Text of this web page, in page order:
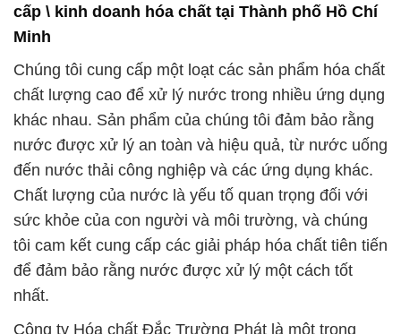
khác nhau. Sản phẩm của chúng tôi đảm bảo rằng
nước được xử lý an toàn và hiệu quả, từ nước uống
đến nước thải công nghiệp và các ứng dụng khác.
Chất lượng của nước là yếu tố quan trọng đối với
sức khỏe của con người và môi trường, và chúng
tôi cam kết cung cấp các giải pháp hóa chất tiên tiến
để đảm bảo rằng nước được xử lý một cách tốt
nhất.
Công ty Hóa chất Đắc Trường Phát là một trong
những đơn vị hàng đầu trong lĩnh vực cung cấp và
sản xuất hóa chất tại Việt Nam. Với hơn một thập kỷ
kinh nghiệm, chúng tôi tự hào mang đến cho khách
hàng những sản phẩm chất lượng và dịch vụ tận